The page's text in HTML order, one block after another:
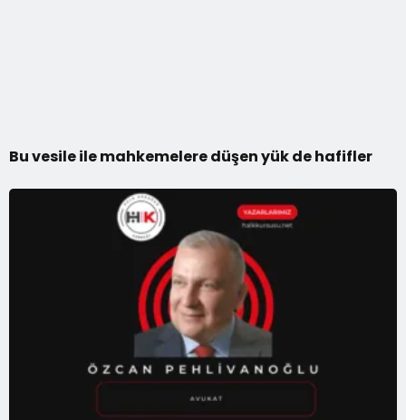
Bu vesile ile mahkemelere düşen yük de hafifler